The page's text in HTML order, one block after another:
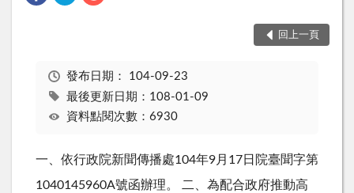
回上一頁
發布日期： 104-09-23
最後更新日期：108-01-09
資料點閱次數：6930
一、依行政院新聞傳播處104年9月17日院臺聞字第
1040145960A號函辦理。 二、為配合政府推動高